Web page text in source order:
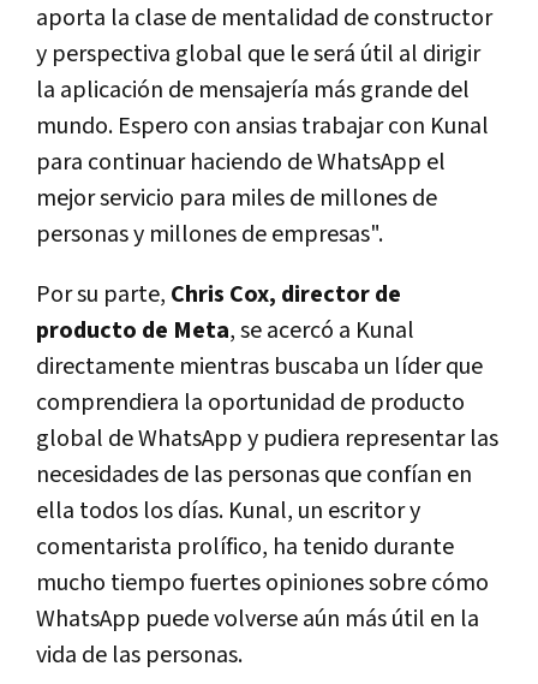
aporta la clase de mentalidad de constructor
y perspectiva global que le será útil al dirigir
la aplicación de mensajería más grande del
mundo. Espero con ansias trabajar con Kunal
para continuar haciendo de WhatsApp el
mejor servicio para miles de millones de
personas y millones de empresas".
Por su parte, Chris Cox, director de
producto de Meta, se acercó a Kunal
directamente mientras buscaba un líder que
comprendiera la oportunidad de producto
global de WhatsApp y pudiera representar las
necesidades de las personas que confían en
ella todos los días. Kunal, un escritor y
comentarista prolífico, ha tenido durante
mucho tiempo fuertes opiniones sobre cómo
WhatsApp puede volverse aún más útil en la
vida de las personas.